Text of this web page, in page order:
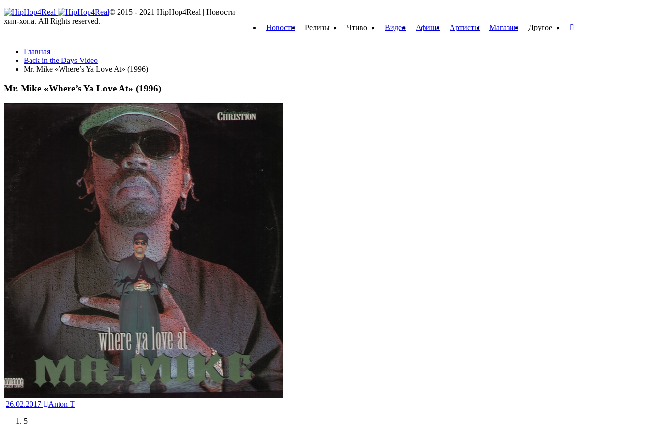
Новости Релизы Чтиво Видео Афиша Артисты Магазин Другое
Главная
Back in the Days Video
Mr. Mike «Where’s Ya Love At» (1996)
Mr. Mike «Where’s Ya Love At» (1996)
26.02.2017
Anton T
5
© 2015 - 2021 HipHop4Real | Новости
хип-хопа. All Rights reserved.